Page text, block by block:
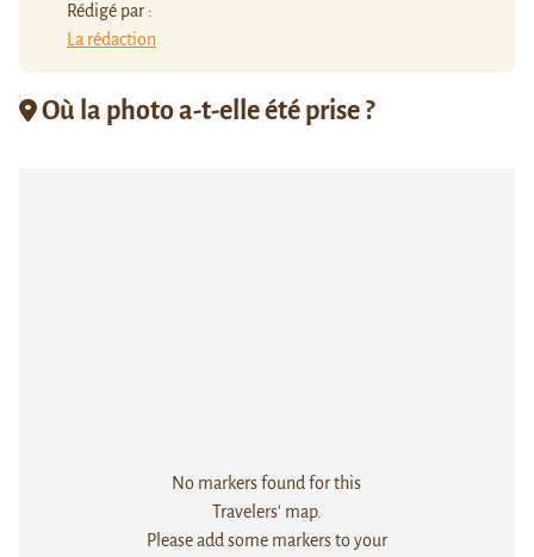
Rédigé par :
La rédaction
Où la photo a-t-elle été prise ?
No markers found for this
Travelers' map.
Please add some markers to your